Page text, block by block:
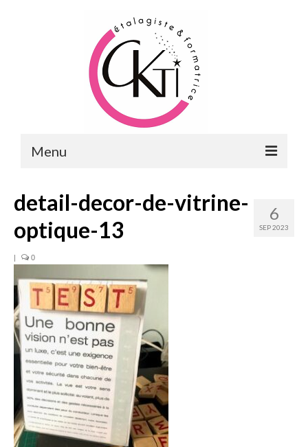
Menu
FORMATIONS DU POINT DE VENTE
MERCHANDISING & VITRINES
FORMATIONS RH
FORMATIONS DE FORMATEURS
CONSEILS & PRESTATIONS
REALISATIONS
CONTACT
6
SEP 2023
detail-decor-de-vitrine-
optique-13
| 0